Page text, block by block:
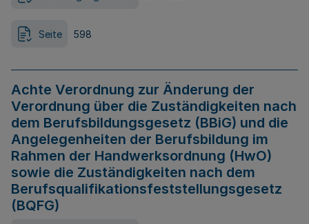
Seite 598
Achte Verordnung zur Änderung der
Verordnung über die Zuständigkeiten nach
dem Berufsbildungsgesetz (BBiG) und die
Angelegenheiten der Berufsbildung im
Rahmen der Handwerksordnung (HwO)
sowie die Zuständigkeiten nach dem
Berufsqualifikationsfeststellungsgesetz
(BQFG)